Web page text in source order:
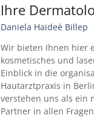
Ihre
Daniela Haideé Billep
Wir bieten Ihnen hier
kosmetisches und
Einblick in die
Hautarztpraxis in
verstehen uns als ein
Partner in allen